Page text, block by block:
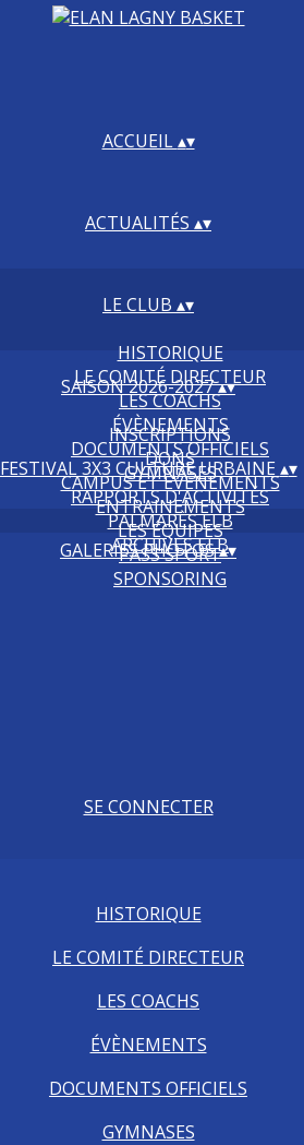
ACCUEIL▴▾
ACTUALITÉS ▴▾
LE CLUB ▴▾
HISTORIQUE
LE COMITÉ DIRECTEUR
LES COACHS
ÉVÈNEMENTS
DOCUMENTS OFFICIELS
GYMNASES
RAPPORTS D'ACTIVITÉS
PALMARÈS ELB
ARCHIVES ELB
SAISON 2026-2027▴▾
INSCRIPTIONS
DONS
CAMPUS ET ÉVÉNEMENTS
ENTRAINEMENTS
LES ÉQUIPES
PASS'SPORT
SPONSORING
FESTIVAL 3X3 CULTURE URBAINE▴▾
GALERIES PHOTOS▴▾
SE CONNECTER
HISTORIQUE
LE COMITÉ DIRECTEUR
LES COACHS
ÉVÈNEMENTS
DOCUMENTS OFFICIELS
GYMNASES